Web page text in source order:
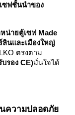
ซฟชั้นนำของ
น่ายตู้เซฟ Made
ลินและเมืองใหญ่
ตรงตาม
บรอง CE)มั่นใจได้
นความปลอดภัย